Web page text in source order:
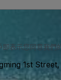
即表示您同意我們
1st